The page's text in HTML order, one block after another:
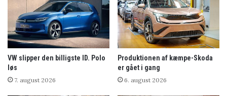
VW slipper den billigste ID. Polo
løs
7. august 2026
Produktionen af kæmpe-Skoda
er gået i gang
6. august 2026